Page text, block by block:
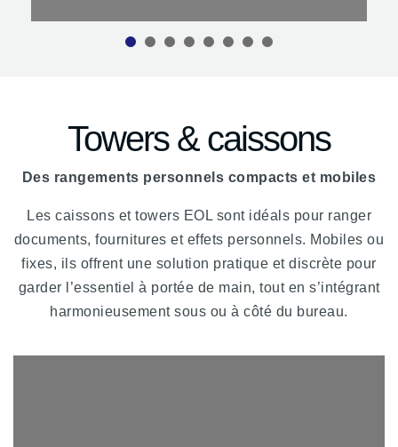
Towers & caissons
Des rangements personnels compacts et mobiles
Les caissons et towers EOL sont idéals pour ranger
documents, fournitures et effets personnels. Mobiles ou
fixes, ils offrent une solution pratique et discrète pour
garder l’essentiel à portée de main, tout en s’intégrant
harmonieusement sous ou à côté du bureau.